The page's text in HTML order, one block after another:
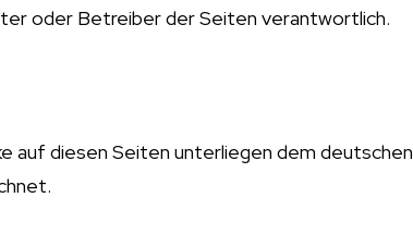
oder Betreiber der Seiten verantwortlich.
auf diesen Seiten unterliegen dem deutschen